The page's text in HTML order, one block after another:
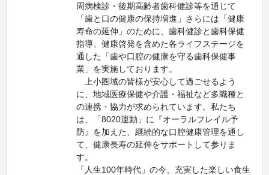
周病検診・後期高齢者歯科健診等を通じて
「歯と口の健康の保持増進」さらには「健康
寿命の延伸」のために、歯科健診と歯科保健
指導、健康啓発を含めた各ライフステージを
通した「歯や口腔の健康を守る歯科保健事
業」を実施しております。
上小圏域の皆様が安心して過ごせるよう
に、地域医療保健や介護・福祉など多職種と
の連携・協力が求められています。私たち
は、「8020運動」に『オーラルフレイル予
防』を加えた、継続的な口腔健康管理を通し
て、健康長寿の延伸をサポートして参りま
す。
「人生100年時代」の今、充実した楽しい食生